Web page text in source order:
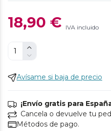
18,90 € IVA incluido
Avísame si baja de precio
¡Envío gratis para
Cancela o devuelve tu
Métodos de pago.